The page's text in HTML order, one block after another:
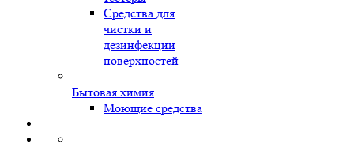
Средства для
чистки и
дезинфекции
поверхностей
Бытовая химия
Моющие средства